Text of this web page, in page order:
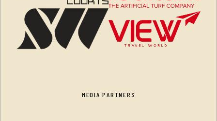
MEDIA PARTNERS